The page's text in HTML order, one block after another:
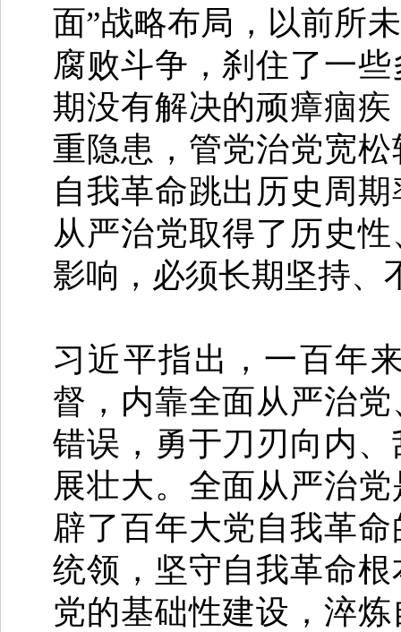
面”战略布局，以前所
腐败斗争，刹住了一
期没有解决的顽瘴痼
重隐患，管党治党宽
自我革命跳出历史周
从严治党取得了历史
影响，必须长期坚持、
习近平指出，一百年
督，内靠全面从严治
错误，勇于刀刃向内
展壮大。全面从严治
辟了百年大党自我革
统领，坚守自我革命
党的基础性建设，淬